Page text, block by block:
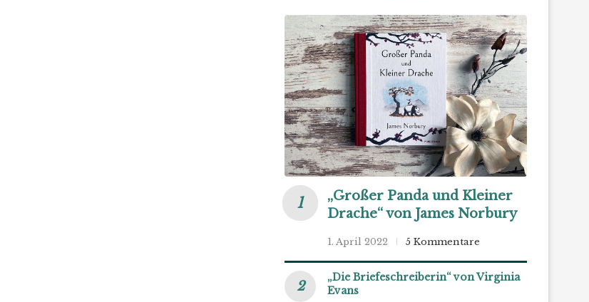
„Großer Panda und Kleiner
Drache“ von James Norbury
1. April 2022 5 Kommentare
„Die Briefeschreiberin“ von Virginia
Evans